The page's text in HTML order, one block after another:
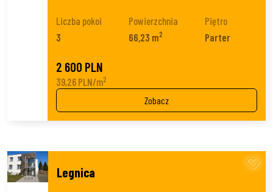
Liczba pokoi
3
Powierzchnia
66,23 m2
Piętro
Parter
2 600 PLN
39,26 PLN/m2
Zobacz
Legnica